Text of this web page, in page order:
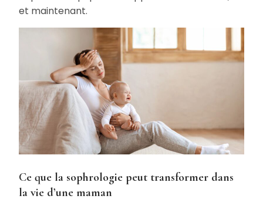
et maintenant.
Ce que la sophrologie peut transformer dans
la vie d’une maman